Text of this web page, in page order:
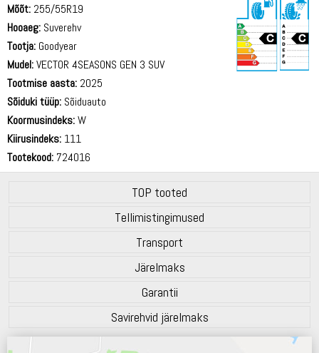
Mõõt: 255/55R19
Hooaeg: Suverehv
Tootja: Goodyear
Mudel:VECTOR 4SEASONS GEN 3 SUV
Tootmise aasta: 2025
Sõiduki tüüp: Sõiduauto
Koormusindeks:W
Kiirusindeks: 111
Tootekood: 724016
TOP tooted
Tellimistingimused
Transport
Järelmaks
Garantii
Savirehvid järelmaks